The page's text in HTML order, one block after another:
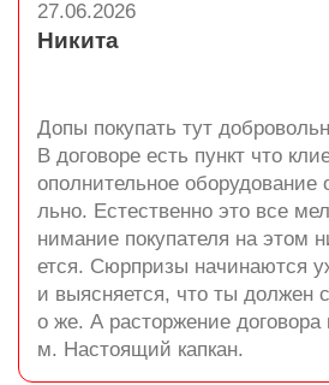
27.06.2026
Никита
Допы покупать тут
В договоре есть пункт что
ополнительное оборудование
льно. Естественно это все
нимание покупателя на этом
ется. Сюрпризы начинаются
и выясняется, что ты должен
о же. А расторжение
м. Настоящий капкан.